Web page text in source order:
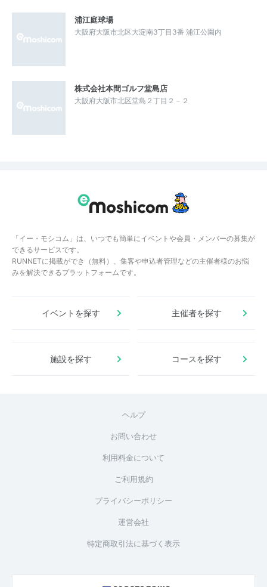
浦江庭球場
大阪府大阪市北区大淀南3丁目3番 浦江公園内
株式会社本間ゴルフ堂島店
大阪府大阪市北区堂島２丁目２－２
「イー・モシコム」は、いつでも簡単にイベントや会員・メンバーの募集が
できるサービスです。
RUNNETに掲載ができ（無料）、集客や申込者管理などの主催者様のお悩
みを解決できるプラットフォームです。
イベントを探す 主催者を探す
施設を探す コースを探す
ヘルプ
お問い合わせ
利用料金について
ご利用規約
プライバシーポリシー
運営会社
特定商取引法に基づく表示